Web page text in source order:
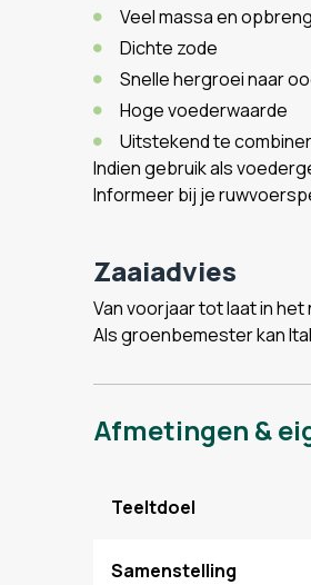
Veel massa en
Dichte zode
Snelle hergroei naar
Hoge voederwaarde
Uitstekend te
Indien gebruik als
Informeer bij je
Zaaiadvies
Van voorjaar tot laat in
Als groenbemester kan
Afmetingen &
Teeltdoel
Samenstelling